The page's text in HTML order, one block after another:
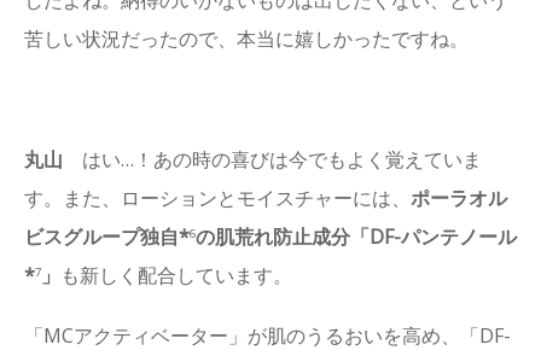
苦しい状況だったので、本当に嬉しかったですね。
丸山 はい…！あの時の喜びは今でもよく覚えていま
す。また、ローションとモイスチャーには、 ポーラオル
ビスグループ独自*6の肌荒れ防止成分「DF-パンテノール
*7 」 も新しく配合しています。
「MCアクティベーター」が肌のうるおいを高め、「DF-